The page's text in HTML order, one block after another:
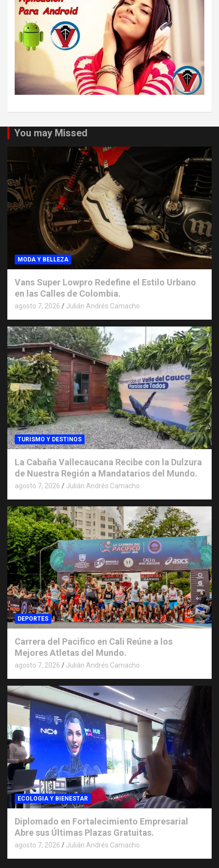
You may Missed
MODA Y BELLEZA
Vans Super Lowpro Redefine el Estilo Urbano
en las Calles de Colombia.
agosto 7, 2026 Julián Andrés Camacho
TURISMO Y DESTINOS
La Cabaña Vallecaucana Recibe con la Dulzura
de Nuestra Región a Mandatarios del Mundo.
agosto 7, 2026 Julián Andrés Camacho
DEPORTES
Carrera del Pacifico en Cali Reúne a los
Mejores Atletas del Mundo.
agosto 7, 2026 Julián Andrés Camacho
ECOLOGIA Y BIENESTAR
Diplomado en Fortalecimiento Empresarial
Abre sus Últimas Plazas Gratuitas.
agosto 7, 2026 Julián Andrés Camacho